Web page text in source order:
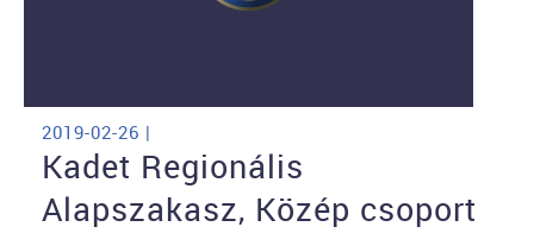
2019-02-26 |
Kadet Regionális
Alapszakasz, Közép csoport